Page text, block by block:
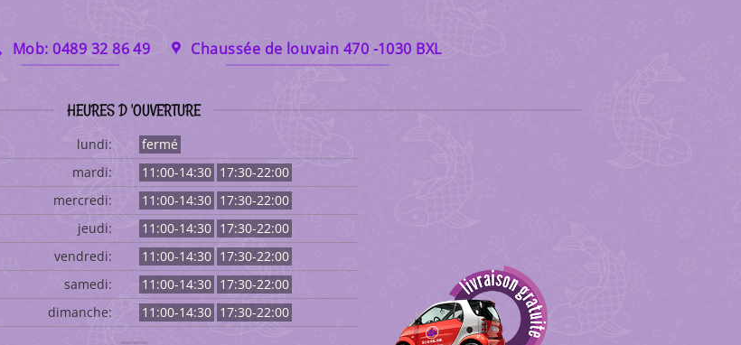
Mob: 0489 32 86 49 Chaussée de louvain 470 -1030 BXL
HEURES D 'OUVERTURE
lundi:
fermé
mardi:
11:00-14:30 17:30-22:00
mercredi:
11:00-14:30 17:30-22:00
jeudi:
11:00-14:30 17:30-22:00
vendredi:
11:00-14:30 17:30-22:00
samedi:
11:00-14:30 17:30-22:00
dimanche:
11:00-14:30 17:30-22:00